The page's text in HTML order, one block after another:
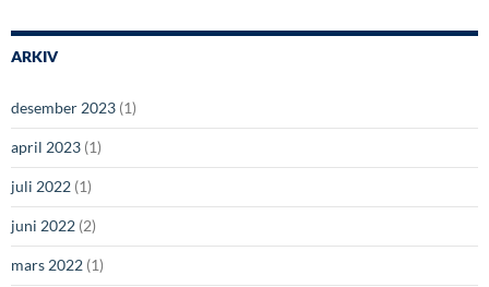
ARKIV
desember 2023 (1)
april 2023 (1)
juli 2022 (1)
juni 2022 (2)
mars 2022 (1)